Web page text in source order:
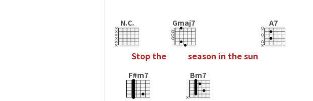
N.C.
Stop the
Gmaj7
season in thesun
A7
F#m7 Bm7